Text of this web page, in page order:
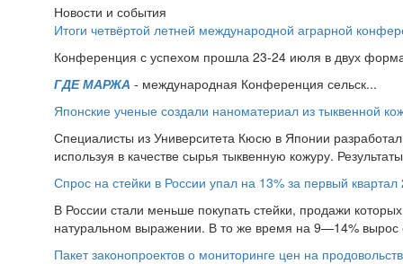
Новости и события
Итоги четвёртой летней международной аграрной
Конференция с успехом прошла 23-24 июля в двух
ГДЕ МАРЖА - международная Конференция сельск...
Японские ученые создали наноматериал из тыквенной
Специалисты из Университета Кюсю в Японии
используя в качестве сырья тыквенную кожуру.
Спрос на стейки в России упал на 13% за первый квартал
В России стали меньше покупать стейки, продажи
натуральном выражении. В то же время на 9—14%
Пакет законопроектов о мониторинге цен на